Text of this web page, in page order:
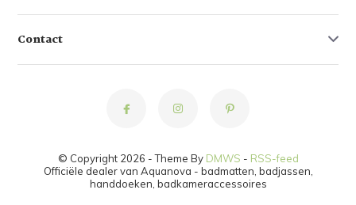
Contact
© Copyright 2026 - Theme By DMWS - RSS-feed
Officiële dealer van Aquanova - badmatten, badjassen,
handdoeken, badkameraccessoires